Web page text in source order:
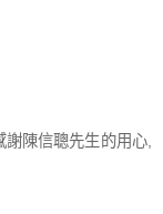
陳信聰先生的用心,